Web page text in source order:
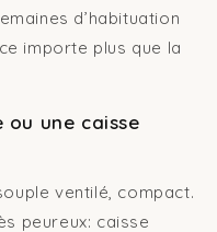
d’habituation
importe plus que la
ou une caisse
ventilé, compact.
peureux: caisse